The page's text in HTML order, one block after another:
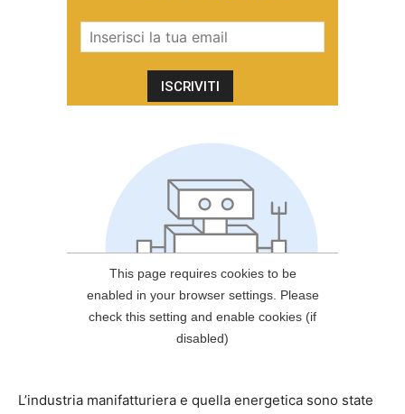
L’industria manifatturiera e quella energetica sono state